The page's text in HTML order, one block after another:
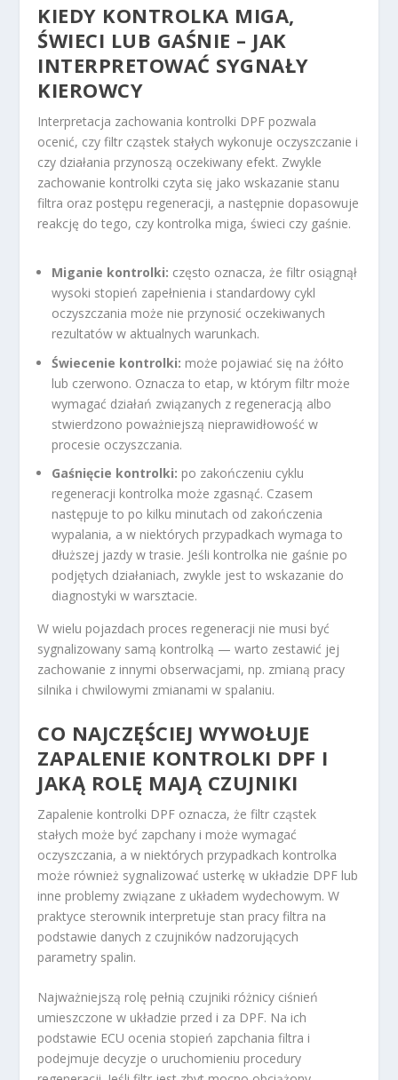
KIEDY KONTROLKA MIGA,
ŚWIECI LUB GAŚNIE – JAK
INTERPRETOWAĆ SYGNAŁY
KIEROWCY
Interpretacja zachowania kontrolki DPF pozwala
ocenić, czy filtr cząstek stałych wykonuje oczyszczanie i
czy działania przynoszą oczekiwany efekt. Zwykle
zachowanie kontrolki czyta się jako wskazanie stanu
filtra oraz postępu regeneracji, a następnie dopasowuje
reakcję do tego, czy kontrolka miga, świeci czy gaśnie.
Miganie kontrolki: często oznacza, że filtr osiągnął
wysoki stopień zapełnienia i standardowy cykl
oczyszczania może nie przynosić oczekiwanych
rezultatów w aktualnych warunkach.
Świecenie kontrolki: może pojawiać się na żółto
lub czerwono. Oznacza to etap, w którym filtr może
wymagać działań związanych z regeneracją albo
stwierdzono poważniejszą nieprawidłowość w
procesie oczyszczania.
Gaśnięcie kontrolki: po zakończeniu cyklu
regeneracji kontrolka może zgasnąć. Czasem
następuje to po kilku minutach od zakończenia
wypalania, a w niektórych przypadkach wymaga to
dłuższej jazdy w trasie. Jeśli kontrolka nie gaśnie po
podjętych działaniach, zwykle jest to wskazanie do
diagnostyki w warsztacie.
W wielu pojazdach proces regeneracji nie musi być
sygnalizowany samą kontrolką — warto zestawić jej
zachowanie z innymi obserwacjami, np. zmianą pracy
silnika i chwilowymi zmianami w spalaniu.
CO NAJCZĘŚCIEJ WYWOŁUJE
ZAPALENIE KONTROLKI DPF I
JAKĄ ROLĘ MAJĄ CZUJNIKI
Zapalenie kontrolki DPF oznacza, że filtr cząstek
stałych może być zapchany i może wymagać
oczyszczania, a w niektórych przypadkach kontrolka
może również sygnalizować usterkę w układzie DPF lub
inne problemy związane z układem wydechowym. W
praktyce sterownik interpretuje stan pracy filtra na
podstawie danych z czujników nadzorujących
parametry spalin.
Najważniejszą rolę pełnią czujniki różnicy ciśnień
umieszczone w układzie przed i za DPF. Na ich
podstawie ECU ocenia stopień zapchania filtra i
podejmuje decyzje o uruchomieniu procedury